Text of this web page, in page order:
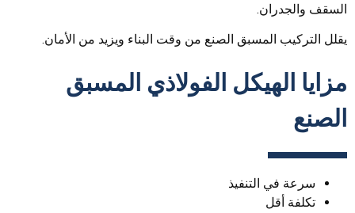
السقف والجدران.
يقلل التركيب المسبق الصنع من وقت البناء ويزيد من الأمان.
مزايا الهيكل الفولاذي المسبق
الصنع
سرعة في التنفيذ
تكلفة أقل